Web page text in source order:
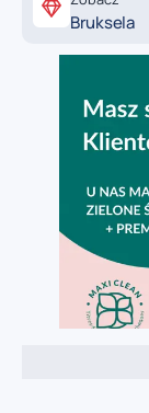
Bruksela